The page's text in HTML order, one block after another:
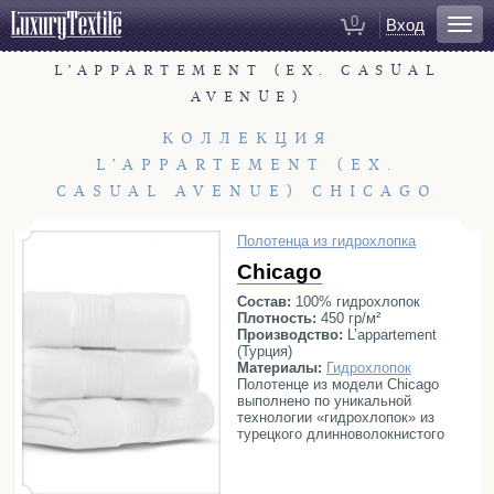
0 Вход
Для ванной
Халаты
Полотенца
Коврики для ванной
Тапочки
Косметички
Для спальни
Постельное белье
Покрывала
Пледы
Декоративные подушки
L’APPARTEMENT (EX. CASUAL
AVENUE)
КОЛЛЕКЦИЯ
L’APPARTEMENT (EX.
CASUAL AVENUE) CHICAGO
Полотенца из гидрохлопка
Chicago
Состав: 100% гидрохлопок
Плотность: 450 гр/м²
Производство: L’appartement
(Турция)
Материалы: Гидрохлопок
Полотенце из модели Chicago
выполнено по уникальной
технологии «гидрохлопок» из
турецкого длинноволокнистого